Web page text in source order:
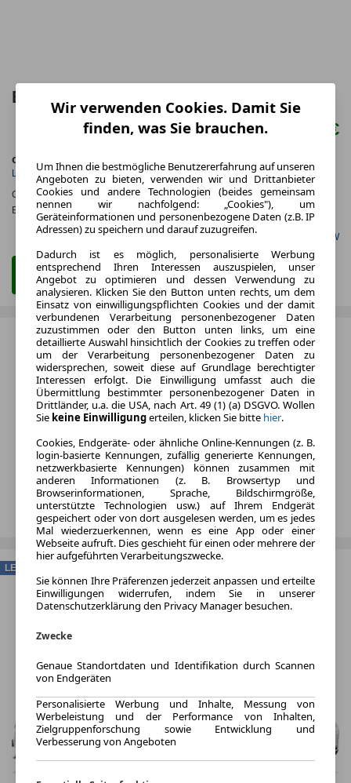
BMW 5er Touring Elektro 340 PS
92.080 €
ca. 250 kW (340 PS)
Leistung
Kraftstoff
CO
-Emissionen*:ca. 0 g/km(komb.)
Effizienzklasse:
Gefunden auf BMW
Zum Kauf Angebot
LEASING
Wir verwenden Cookies. Damit Sie
finden, was Sie brauchen.
Um Ihnen die bestmögliche Benutzererfahrung auf unseren
Angeboten zu bieten, verwenden wir und Drittanbieter
Cookies und andere Technologien (beides gemeinsam
nennen wir nachfolgend: „Cookies"), um
Geräteinformationen und personenbezogene Daten (z.B. IP
Adressen) zu speichern und darauf zuzugreifen.
Dadurch ist es möglich, personalisierte Werbung
entsprechend Ihren Interessen auszuspielen, unser
Angebot zu optimieren und dessen Verwendung zu
analysieren. Klicken Sie den Button unten rechts, um dem
Einsatz von einwilligungspflichten Cookies und der damit
verbundenen Verarbeitung personenbezogener Daten
zuzustimmen oder den Button unten links, um eine
detaillierte Auswahl hinsichtlich der Cookies zu treffen oder
um der Verarbeitung personenbezogener Daten zu
widersprechen, soweit diese auf Grundlage berechtigter
Interessen erfolgt. Die Einwilligung umfasst auch die
Übermittlung bestimmter personenbezogener Daten in
Drittländer, u.a. die USA, nach Art. 49 (1) (a) DSGVO. Wollen
Sie keine Einwilligungerteilen, klicken Sie bitte hier.
Cookies, Endgeräte- oder ähnliche Online-Kennungen (z. B.
login-basierte Kennungen, zufällig generierte Kennungen,
netzwerkbasierte Kennungen) können zusammen mit
anderen Informationen (z. B. Browsertyp und
Browserinformationen, Sprache, Bildschirmgröße,
unterstützte Technologien usw.) auf Ihrem Endgerät
gespeichert oder von dort ausgelesen werden, um es jedes
Mal wiederzuerkennen, wenn es eine App oder einer
Webseite aufruft. Dies geschieht für einen oder mehrere der
hier aufgeführten Verarbeitungszwecke.
Sie können Ihre Präferenzen jederzeit anpassen und erteilte
Einwilligungen widerrufen, indem Sie in unserer
Datenschutzerklärung den Privacy Manager besuchen.
Zwecke
Genaue Standortdaten und Identifikation durch Scannen
von Endgeräten
Personalisierte Werbung und Inhalte, Messung von
Werbeleistung und der Performance von Inhalten,
Zielgruppenforschung sowie Entwicklung und
Verbesserung von Angeboten